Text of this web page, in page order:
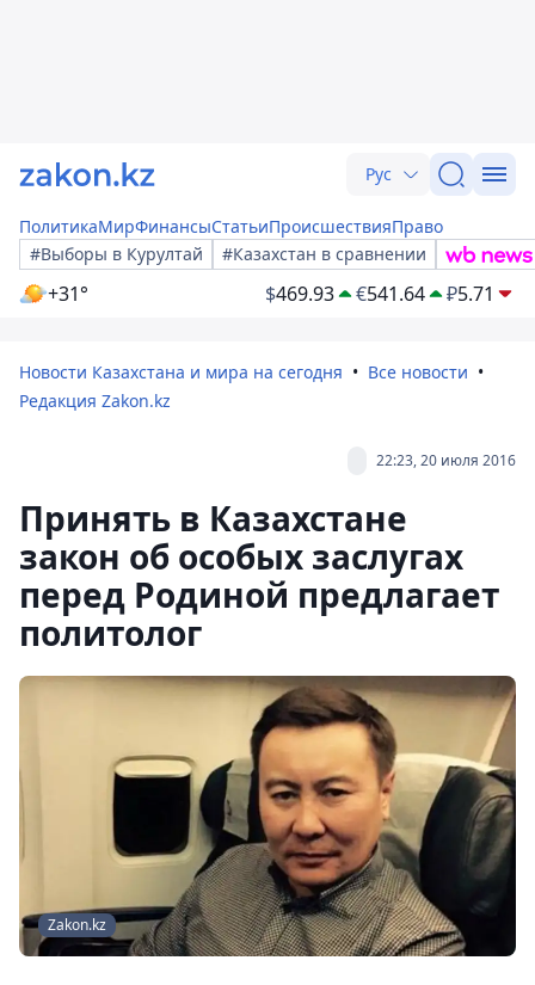
Рус
ПолитикаМирФинансыСтатьиПроисшествияПраво
#Выборы в Курултай
#Казахстан в сравнении
+31° $469.93 €541.64 ₽5.71
Новости Казахстана и мира на сегодня
Все новости
Редакция Zakon.kz
22:23, 20 июля 2016
Принять в Казахстане
закон об особых заслугах
перед Родиной предлагает
политолог
Zakon.kz